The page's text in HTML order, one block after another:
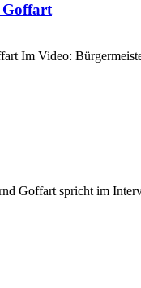
Goffart
Im Video:
Goffart spricht im